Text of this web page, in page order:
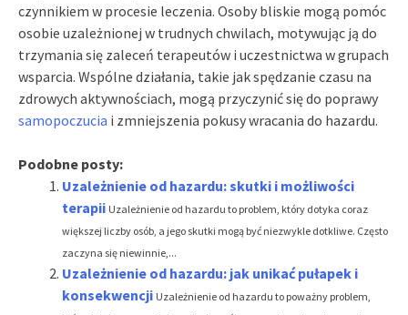
czynnikiem w procesie leczenia. Osoby bliskie mogą pomóc
osobie uzależnionej w trudnych chwilach, motywując ją do
trzymania się zaleceń terapeutów i uczestnictwa w grupach
wsparcia. Wspólne działania, takie jak spędzanie czasu na
zdrowych aktywnościach, mogą przyczynić się do poprawy
samopoczucia i zmniejszenia pokusy wracania do hazardu.
Podobne posty:
Uzależnienie od hazardu: skutki i możliwości
terapii Uzależnienie od hazardu to problem, który dotyka coraz
większej liczby osób, a jego skutki mogą być niezwykle dotkliwe. Często
zaczyna się niewinnie,...
Uzależnienie od hazardu: jak unikać pułapek i
konsekwencji Uzależnienie od hazardu to poważny problem,